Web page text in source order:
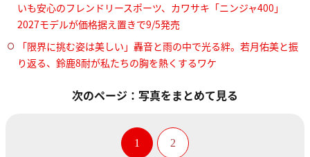
いも安心のフレンドリースポーツ、カワサキ「ニンジャ400」
2027モデルが価格据え置きで9/5発売
「限界に挑む姿は美しい」轟音と雨の中で光る絆。若月佑美と振
り返る、鈴鹿8耐が私たちの胸を熱くするワケ
次のページ：写真をまとめて見る
1 2